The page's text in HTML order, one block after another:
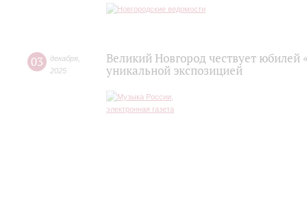
03 декабря
2025
Великий Новгород чествует
уникальной экспозицией